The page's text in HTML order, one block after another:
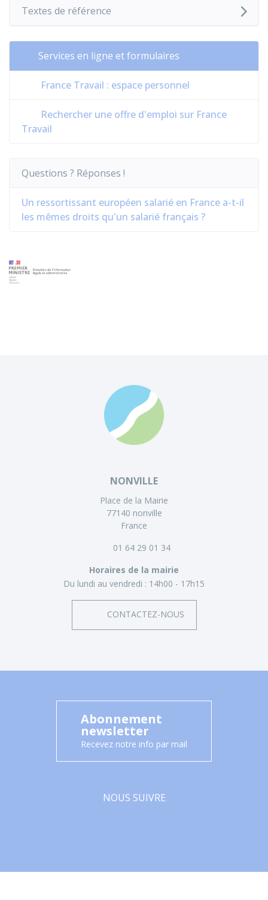
Textes de référence
Services en ligne et formulaires
France Travail : espace personnel
Rechercher une offre d'emploi sur France
Travail
Questions ? Réponses !
Un ressortissant européen salarié en France a-t-il
les mêmes droits qu'un salarié français ?
NONVILLE
Place de la Mairie
77140 nonville
France
01 64 29 01 34
Horaires de la mairie
Du lundi au vendredi : 14h00 - 17h15
CONTACTEZ-NOUS
Abonnement
newsletter
Recevez notre info par mail
NOUS SUIVRE